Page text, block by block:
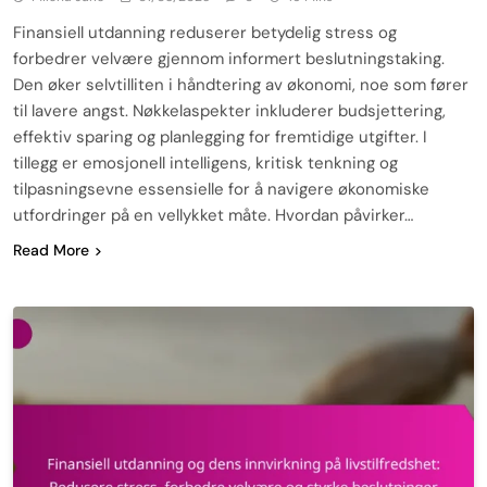
Finansiell utdanning reduserer betydelig stress og
forbedrer velvære gjennom informert beslutningstaking.
Den øker selvtilliten i håndtering av økonomi, noe som fører
til lavere angst. Nøkkelaspekter inkluderer budsjettering,
effektiv sparing og planlegging for fremtidige utgifter. I
tillegg er emosjonell intelligens, kritisk tenkning og
tilpasningsevne essensielle for å navigere økonomiske
utfordringer på en vellykket måte. Hvordan påvirker…
Read More